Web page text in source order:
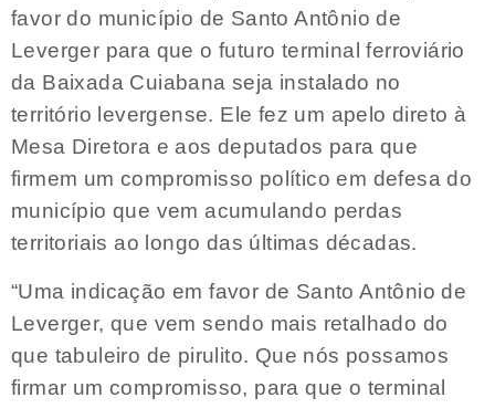
favor do município de Santo Antônio de
Leverger para que o futuro terminal ferroviário
da Baixada Cuiabana seja instalado no
território levergense. Ele fez um apelo direto à
Mesa Diretora e aos deputados para que
firmem um compromisso político em defesa do
município que vem acumulando perdas
territoriais ao longo das últimas décadas.
“Uma indicação em favor de Santo Antônio de
Leverger, que vem sendo mais retalhado do
que tabuleiro de pirulito. Que nós possamos
firmar um compromisso, para que o terminal